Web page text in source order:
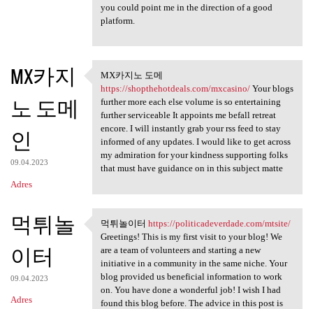
you could point me in the direction of a good
platform.
MX카지
노 도메
인
09.04.2023
Adres
MX카지노 도메 https:/
MX카지노 도메
https://shopthehotdeals.com/mxcasino/Your blogs
further more each else volume is so entertaining
further serviceable It appoints me befall retreat
encore. I will instantly grab your rss feed to stay
informed of any updates. I would like to get across
my admiration for your kindness supporting folks
that must have guidance on in this subject matte
먹튀놀
이터
09.04.2023
Adres
먹튀놀이터 https:/
먹튀놀이터 https://politicadeverdade.com/mtsite/
Greetings! This is my first visit to your blog! We
are a team of volunteers and starting a new
initiative in a community in the same niche. Your
blog provided us beneficial information to work
on. You have done a wonderful job! I wish I had
found this blog before. The advice in this post is